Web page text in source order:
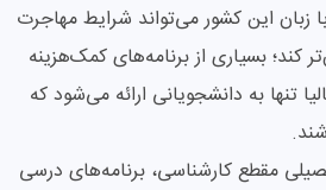
زبان این کشور می‌تواند شرایط مهاجرت
کند؛ بسیاری از برنامه‌های کمک‌هزینه
تنها به دانشجویانی ارائه می‌شود که
مقطع کارشناسی، برنامه‌های درسی